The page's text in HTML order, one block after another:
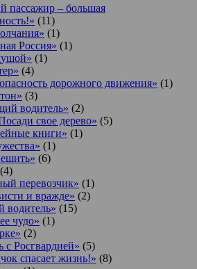
пассажир – большая
(11)
(1)
Россия» (1)
(1)
(4)
дорожного движения» (1)
(3)
водитель» (2)
свое дерево» (5)
книги» (1)
(1)
(6)
(4)
перевозчик» (1)
и вражде» (2)
водитель» (15)
чудо» (1)
(2)
с Росгвардией» (5)
спасает жизнь!» (8)